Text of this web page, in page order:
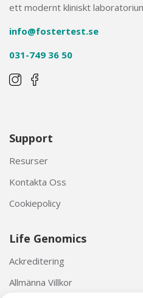
ett modernt kliniskt
info@fostertest.se
031-749 36 50
Support
Resurser
Kontakta Oss
Cookiepolicy
Life Genomics
Ackreditering
Allmänna Villkor